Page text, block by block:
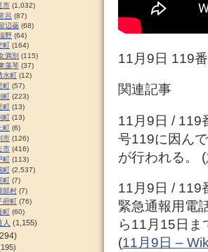
11月9日 119
関連記事
11月9日 / 119
号119に因ん
が行われる。 (
11月9日 / 119
緊急通報用電
ら11月15日ま
(11月9日 –
市 (1,032)
呂 (87)
辺蘂 (68)
野 (64)
町 (164)
満別 (115)
藻琴 (37)
水町 (12)
町 (57)
町 (223)
町 (13)
町 (13)
町 (6)
市 (126)
市 (416)
町 (113)
町 (2,537)
町 (7)
部村 (7)
府町 (76)
町 (60)
人 (1,155)